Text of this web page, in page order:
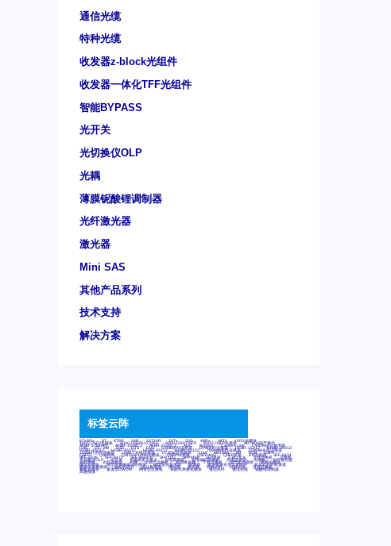
通信光缆
特种光缆
收发器z-block光组件
收发器一体化TFF光组件
智能BYPASS
光开关
光切换仪OLP
光耦
薄膜铌酸锂调制器
光纤激光器
激光器
Mini SAS
其他产品系列
技术支持
解决方案
标签云阵
6Tx6Rx 8T 8T8R 24R 24T24R 24Tx 25G 48Rx 48Tx 100G光模块
400G OSFP光模块 400G QSFP112 DR4 800G DR8 OSFP 800G OSFP光模块 AD7606国产替代
AFBR-57B4APZ AFBR-1528CZ AFBR-2528CZ AOC Bypass Camera Link CWDM波分复用器
DAS DC~4M DSS DTS DVS GYMB光纤连接器 GYM光纤连接器 HFBR-1531Z HFBR-2531Z
HFBR-4501Z HFBR-4503Z HFBR-4511Z HFBR-4513Z J599A6光纤连接器 J599A8光电连接器
J599MT光纤连接器 J599Ⅰ光电连接器 LC超短型光模块 LGA Mini SAS MT POB QSFP
QSFP+ QSFP28 QSFP28 100G光模块 QSFP28笼座 QSFP 40G QSFP笼座 RP连接器 SFF-8431
SFF-8436 SFF-8472 SFF-8654 4i SFP 10G SFP MSA SFP笼座 Z-BLOCK 万兆交换机 交换机
光切换仪OLP 光开关 光模块笼子座子 光电探测器 光电编码器模块 光电连接器 光端机 光纤激光器
光纤跳线 光纤连接器 光耦 全国产交换机 军品级光耦 千兆交换机 国产化光模块 射频光模块
微型光模块 微型可插拔BGA光模块 微型波分复用器 探测器 收发模块光学引擎组件 机架式光纤收发器
模拟光发射模块 模拟光器件 波分复用器 测试版 激光器 特种光纤 特种光缆 百兆交换机
相机光模块 紧凑型DWDM 网管型交换机 表贴式单路光模块 通信光纤 通信光缆 铌酸锂调制器
高速线缆